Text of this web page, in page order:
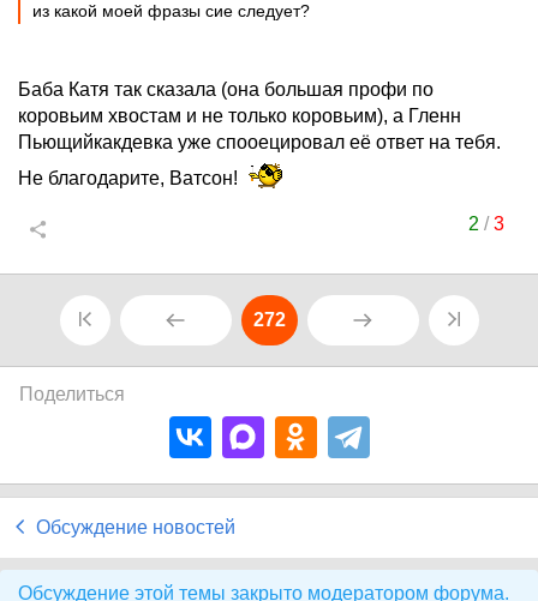
из какой моей фразы сие следует?
Баба Катя так сказала (она большая профи по
коровьим хвостам и не только коровьим), а Гленн
Пьющийкакдевка уже спооецировал её ответ на тебя.
Не благодарите, Ватсон!
2 /3
272
Поделиться
Обсуждение новостей
Обсуждение этой темы закрыто модератором форума.